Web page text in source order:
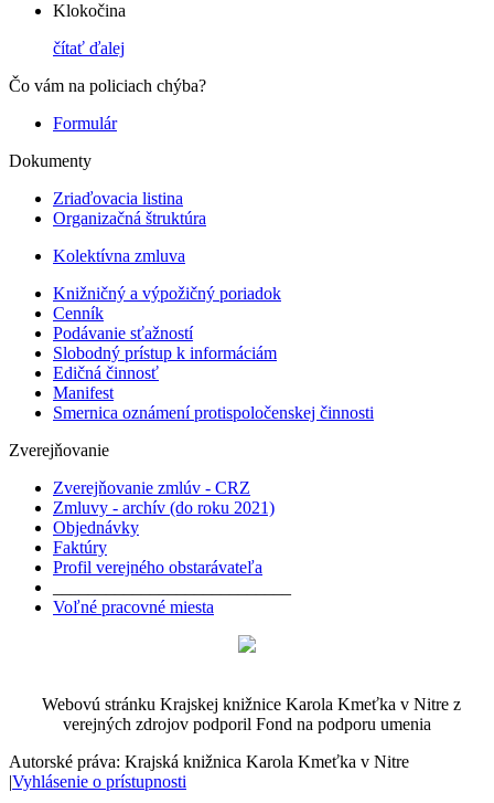
Klokočina
čítať ďalej
Čo vám na policiach chýba?
Formulár
Dokumenty
Zriaďovacia listina
Organizačná štruktúra
Kolektívna zmluva
Knižničný a výpožičný poriadok
Cenník
Podávanie sťažností
Slobodný prístup k informáciám
Edičná činnosť
Manifest
Smernica oznámení protispoločenskej činnosti
Zverejňovanie
Zverejňovanie zmlúv - CRZ
Zmluvy - archív (do roku 2021)
Objednávky
Faktúry
Profil verejného obstarávateľa
Voľné pracovné miesta
Webovú stránku Krajskej knižnice Karola Kmeťka v Nitre z
verejných zdrojov podporil Fond na podporu umenia
Autorské práva: Krajská knižnica Karola Kmeťka v Nitre
|Vyhlásenie o prístupnosti